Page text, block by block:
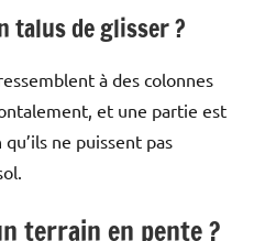
talus de glisser ?
à des colonnes
et une partie est
ne puissent pas
terrain en pente ?